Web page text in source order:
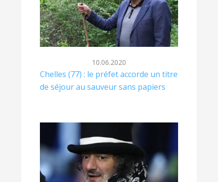
10.06.2020
Chelles (77) : le préfet accorde un titre
de séjour au sauveur sans papiers